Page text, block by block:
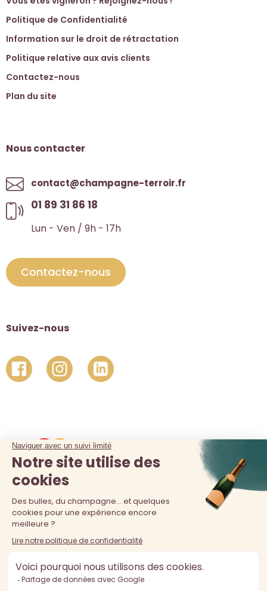
Politique de Confidentialité
Information sur le droit de rétractation
Politique relative aux avis clients
Contactez-nous
Plan du site
Nous contacter
contact@champagne-terroir.fr
01 89 31 86 18
Lun - Ven / 9h - 17h
Contactez-nous
Suivez-nous
La vente d'alcool est interdite au moins de 18 ans. L'abus
d'alcool est dangereux pour la santé, à consommer avec
modération.